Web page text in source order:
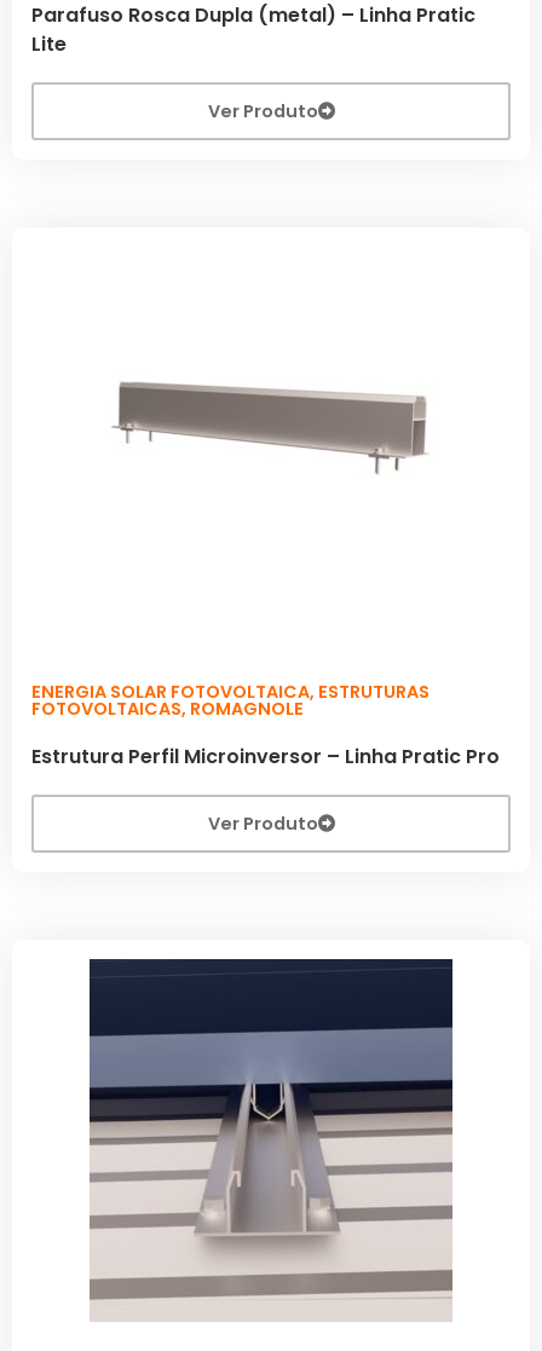
Parafuso Rosca Dupla (metal) – Linha Pratic
Lite
Ver Produto
ENERGIA SOLAR FOTOVOLTAICA, ESTRUTURAS
FOTOVOLTAICAS, ROMAGNOLE
Estrutura Perfil Microinversor – Linha Pratic Pro
Ver Produto